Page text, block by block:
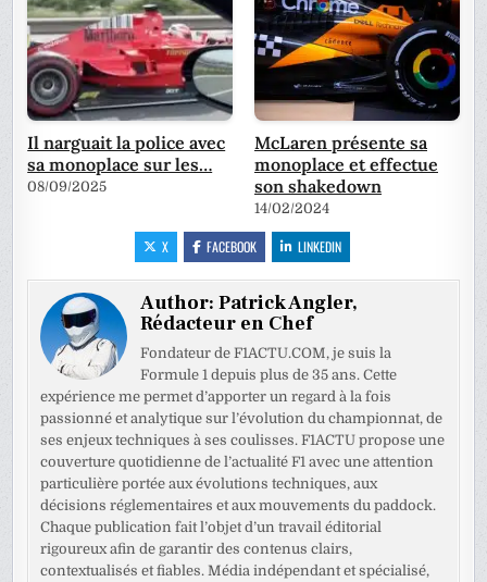
Il narguait la police avec
sa monoplace sur les…
08/09/2025
McLaren présente sa
monoplace et effectue
son shakedown
14/02/2024
X FACEBOOK LINKEDIN
Author:Patrick Angler,
Rédacteur en Chef
Fondateur de F1ACTU.COM, je suis la
Formule 1 depuis plus de 35 ans. Cette
expérience me permet d’apporter un regard à la fois
passionné et analytique sur l’évolution du championnat, de
ses enjeux techniques à ses coulisses. F1ACTU propose une
couverture quotidienne de l’actualité F1 avec une attention
particulière portée aux évolutions techniques, aux
décisions réglementaires et aux mouvements du paddock.
Chaque publication fait l’objet d’un travail éditorial
rigoureux afin de garantir des contenus clairs,
contextualisés et fiables. Média indépendant et spécialisé,